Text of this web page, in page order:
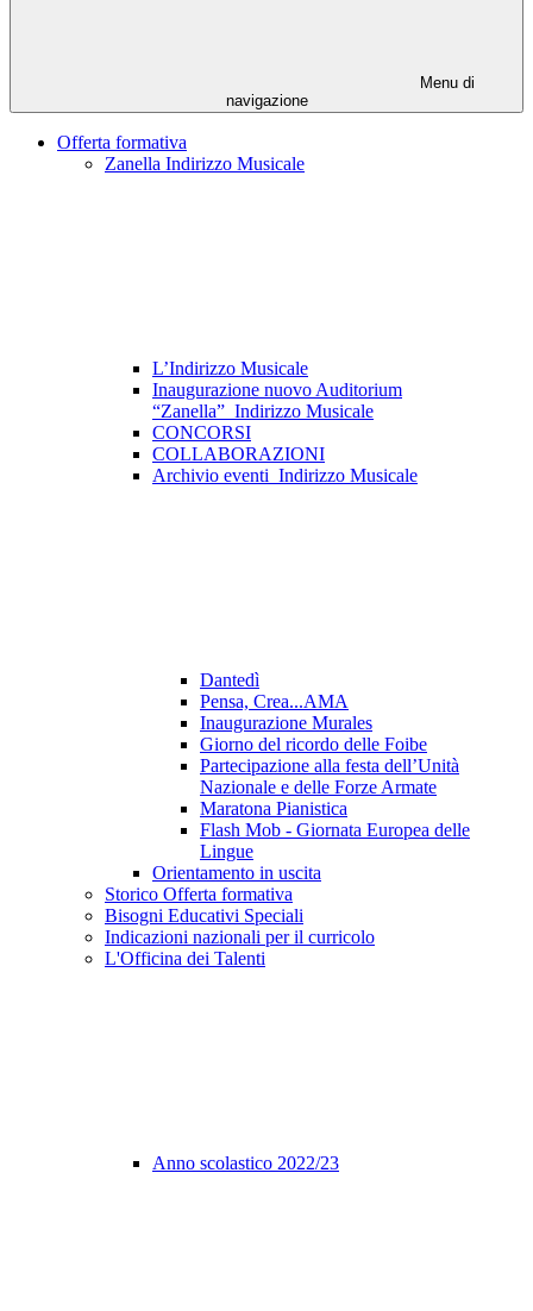
Menu di
navigazione
Offerta formativa
Zanella Indirizzo Musicale
L’Indirizzo Musicale
Inaugurazione nuovo Auditorium
“Zanella”_Indirizzo Musicale
CONCORSI
COLLABORAZIONI
Archivio eventi_Indirizzo Musicale
Dantedì
Pensa, Crea...AMA
Inaugurazione Murales
Giorno del ricordo delle Foibe
Partecipazione alla festa dell’Unità
Nazionale e delle Forze Armate
Maratona Pianistica
Flash Mob - Giornata Europea delle
Lingue
Orientamento in uscita
Storico Offerta formativa
Bisogni Educativi Speciali
Indicazioni nazionali per il curricolo
L'Officina dei Talenti
Anno scolastico 2022/23